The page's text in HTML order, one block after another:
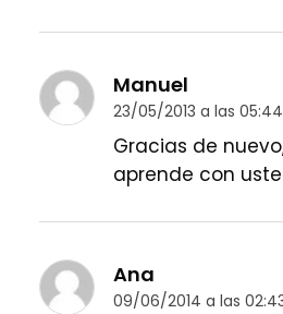
Manuel
23/05/2013 a las 05:44
Gracias de
aprende con
Ana
09/06/2014 a las